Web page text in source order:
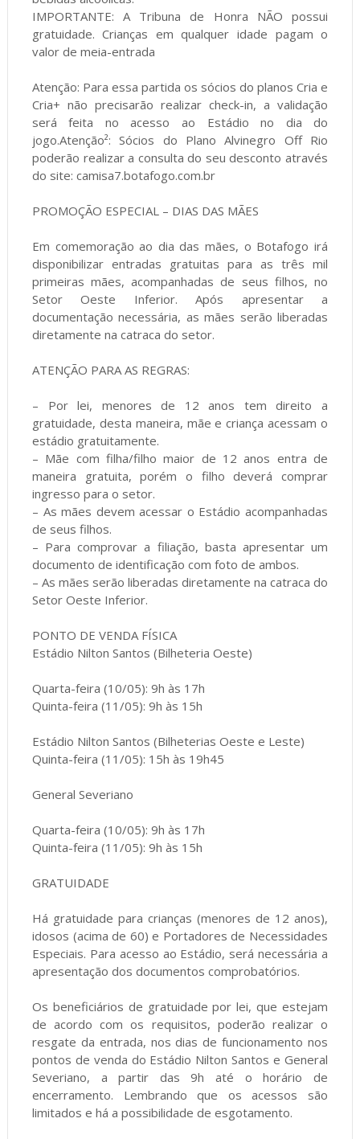
IMPORTANTE: A Tribuna de Honra NÃO possui
gratuidade. Crianças em qualquer idade pagam o
valor de meia-entrada
Atenção: Para essa partida os sócios do planos Cria e
Cria+ não precisarão realizar check-in, a validação
será feita no acesso ao Estádio no dia do
jogo.Atenção²: Sócios do Plano Alvinegro Off Rio
poderão realizar a consulta do seu desconto através
do site: camisa7.botafogo.com.br
PROMOÇÃO ESPECIAL – DIAS DAS MÃES
Em comemoração ao dia das mães, o Botafogo irá
disponibilizar entradas gratuitas para as três mil
primeiras mães, acompanhadas de seus filhos, no
Setor Oeste Inferior. Após apresentar a
documentação necessária, as mães serão liberadas
diretamente na catraca do setor.
ATENÇÃO PARA AS REGRAS:
– Por lei, menores de 12 anos tem direito a
gratuidade, desta maneira, mãe e criança acessam o
estádio gratuitamente.
– Mãe com filha/filho maior de 12 anos entra de
maneira gratuita, porém o filho deverá comprar
ingresso para o setor.
– As mães devem acessar o Estádio acompanhadas
de seus filhos.
– Para comprovar a filiação, basta apresentar um
documento de identificação com foto de ambos.
– As mães serão liberadas diretamente na catraca do
Setor Oeste Inferior.
PONTO DE VENDA FÍSICA
Estádio Nilton Santos (Bilheteria Oeste)
Quarta-feira (10/05): 9h às 17h
Quinta-feira (11/05): 9h às 15h
Estádio Nilton Santos (Bilheterias Oeste e Leste)
Quinta-feira (11/05): 15h às 19h45
General Severiano
Quarta-feira (10/05): 9h às 17h
Quinta-feira (11/05): 9h às 15h
GRATUIDADE
Há gratuidade para crianças (menores de 12 anos),
idosos (acima de 60) e Portadores de Necessidades
Especiais. Para acesso ao Estádio, será necessária a
apresentação dos documentos comprobatórios.
Os beneficiários de gratuidade por lei, que estejam
de acordo com os requisitos, poderão realizar o
resgate da entrada, nos dias de funcionamento nos
pontos de venda do Estádio Nilton Santos e General
Severiano, a partir das 9h até o horário de
encerramento. Lembrando que os acessos são
limitados e há a possibilidade de esgotamento.